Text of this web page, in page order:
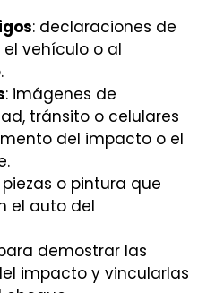
: declaraciones de
vehículo o al
: imágenes de
tránsito o celulares
del impacto o el
piezas o pintura que
el auto del
demostrar las
impacto y vincularlas